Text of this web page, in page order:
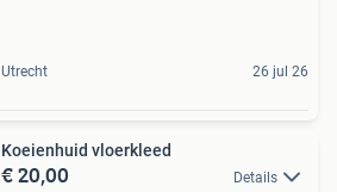
Utrecht 26 jul 26
Koeienhuid vloerkleed
€ 20,00 Details